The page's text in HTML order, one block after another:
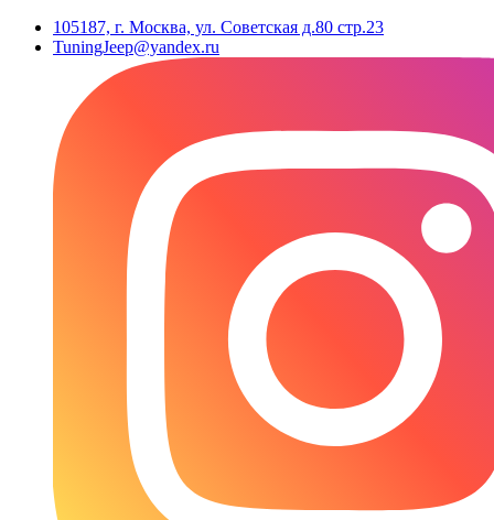
105187, г. Москва, ул. Советская д.80 стр.23
TuningJeep@yandex.ru